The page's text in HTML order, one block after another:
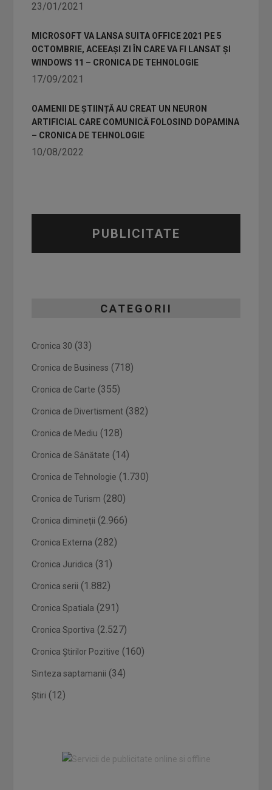
23/01/2021
MICROSOFT VA LANSA SUITA OFFICE 2021 PE 5
OCTOMBRIE, ACEEAȘI ZI ÎN CARE VA FI LANSAT ȘI
WINDOWS 11 – CRONICA DE TEHNOLOGIE
17/09/2021
OAMENII DE ȘTIINȚĂ AU CREAT UN NEURON
ARTIFICIAL CARE COMUNICĂ FOLOSIND DOPAMINA
– CRONICA DE TEHNOLOGIE
10/08/2022
PUBLICITATE
CATEGORII
Cronica 30 (33)
Cronica de Business (718)
Cronica de Carte (355)
Cronica de Divertisment (382)
Cronica de Mediu (128)
Cronica de Sănătate (14)
Cronica de Tehnologie (1.730)
Cronica de Turism (280)
Cronica dimineții (2.966)
Cronica Externa (282)
Cronica Juridica (31)
Cronica serii (1.882)
Cronica Spatiala (291)
Cronica Sportiva (2.527)
Cronica Știrilor Pozitive (160)
Sinteza saptamanii (34)
Știri (12)